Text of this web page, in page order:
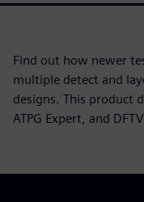
Find out how newer
multiple detect and
designs. This product
ATPG Expert, and